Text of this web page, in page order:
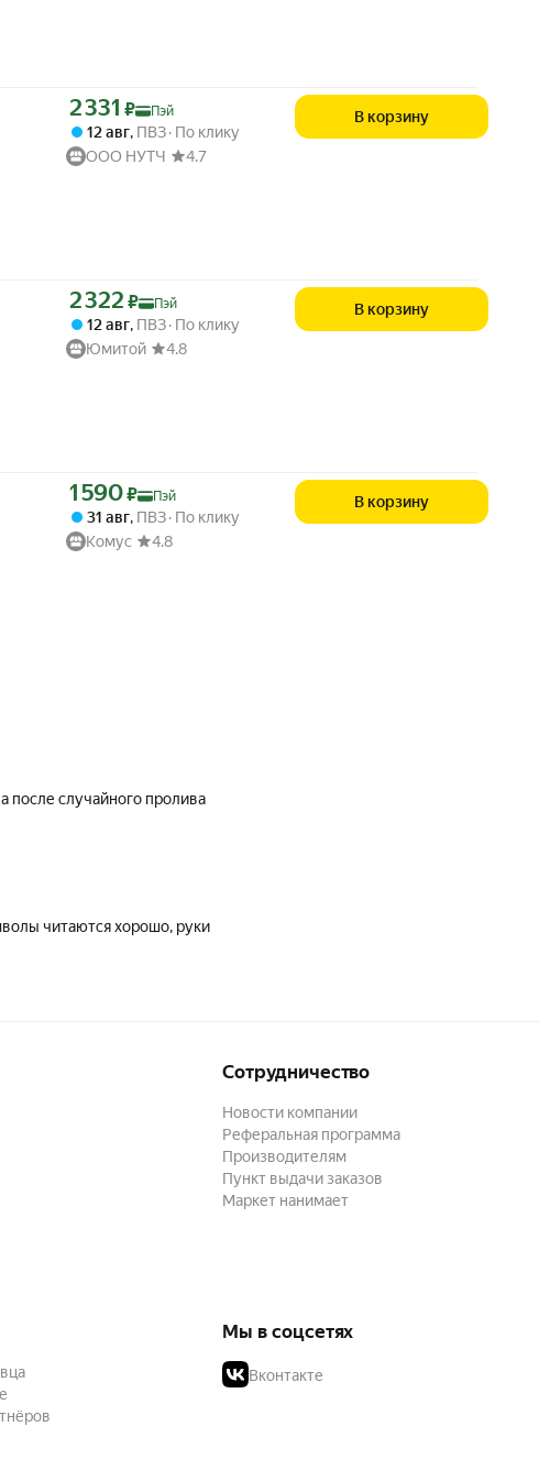
Цена с картой Яндекс Пэй 2331 ₽ вместо
2 331 ₽ Пэй
12 авг, ПВЗ По клику
ООО НУТЧ
4.7
В корзину
Цена с картой Яндекс Пэй 2322 ₽ вместо
2 322 ₽ Пэй
12 авг, ПВЗ По клику
Юмитой
4.8
В корзину
Цена с картой Яндекс Пэй 1590 ₽ вместо
1 590₽ Пэй
31 авг, ПВЗ По клику
Комус
4.8
В корзину
после случайного пролива
читаются хорошо, руки
Сотрудничество
Новости компании
Реферальная программа
Производителям
Пункт выдачи заказов
Маркет нанимает
Мы в соцсетях
Вконтакте